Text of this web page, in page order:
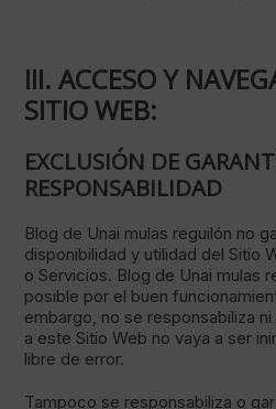
III. ACCESO Y
SITIO WEB:
EXCLUSIÓN DE
RESPONSABILIDAD
Blog de Unai mulas reguilón no
disponibilidad y utilidad del Sitio
o Servicios. Blog de Unai mulas
posible por el buen
embargo, no se responsabiliza
a este Sitio Web no vaya a ser
libre de error.
Tampoco se responsabiliza o